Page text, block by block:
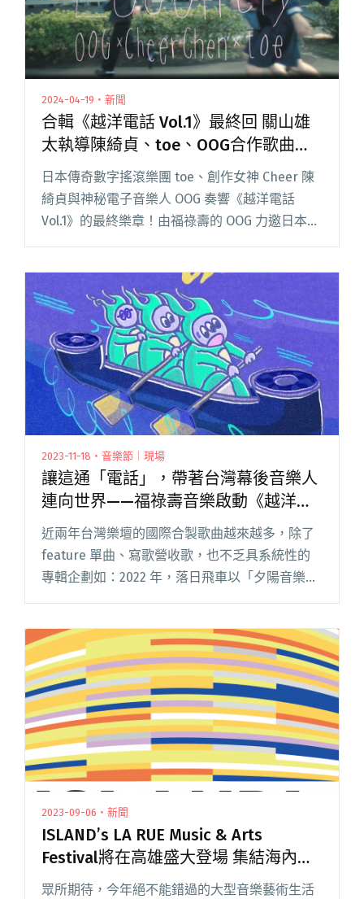
2024-04-19・新聞
合輯《越洋電話 Vol.1》最終回 關山雄
太執導陳綺貞、toe、OOG合作歌曲
〈Looonely〉MV
日本傳奇數字搖滾樂團 toe、創作女神 Cheer 陳
綺貞與神秘電子音樂人 OOG 奏響《越洋電話
Vol.1》的最終樂章！由福祿壽的 OOG 力邀日本當
輯《越洋電話 Vol.1》最終回 關山雄太執導陳綺
貞、toe、OOG合作歌曲〈Looonely〉MV"
2023-11-18・音樂節｜現場
讓這通「電話」，帶著台灣幕後音樂人
連向世界——福祿壽音樂啟動《越洋電
話》亞洲合輯創作計畫
近兩年台灣樂壇的國際合製歌曲越來越多，除了
feature 單曲、寫歌營收歌，也不乏具系統性的
專輯企劃如：2022 年，落日飛車以「夕陽音樂」
廠牌打造的《INFINITY SUNSET》合輯。而在
文 "讓這通「電話」，帶著台灣幕後音樂人連向
世界——福祿壽音樂啟動《越洋電話》亞洲合輯
創作計畫"
2023-09-06・新聞
ISLAND’s LA RUE Music & Arts
Festival將在高雄盛大登場 集結海內外
共34組夢幻陣容
眾所期待，今年絕不能錯過的大型音樂藝術生活